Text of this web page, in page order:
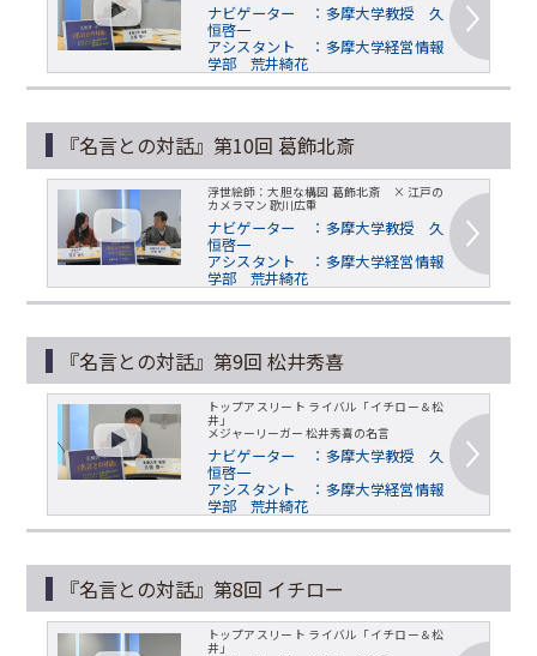
ナビゲーター ：多摩大学教授 久
恒啓一
アシスタント ：多摩大学経営情報
学部 荒井綺花
『名言との対話』第10回 葛飾北斎
浮世絵師：大胆な構図 葛飾北斎 × 江戸の
カメラマン 歌川広重
ナビゲーター ：多摩大学教授 久
恒啓一
アシスタント ：多摩大学経営情報
学部 荒井綺花
『名言との対話』第9回 松井秀喜
トップアスリート ライバル「イチロー＆松
井」
メジャーリーガー 松井秀喜の名言
ナビゲーター ：多摩大学教授 久
恒啓一
アシスタント ：多摩大学経営情報
学部 荒井綺花
『名言との対話』第8回 イチロー
トップアスリート ライバル「イチロー＆松
井」